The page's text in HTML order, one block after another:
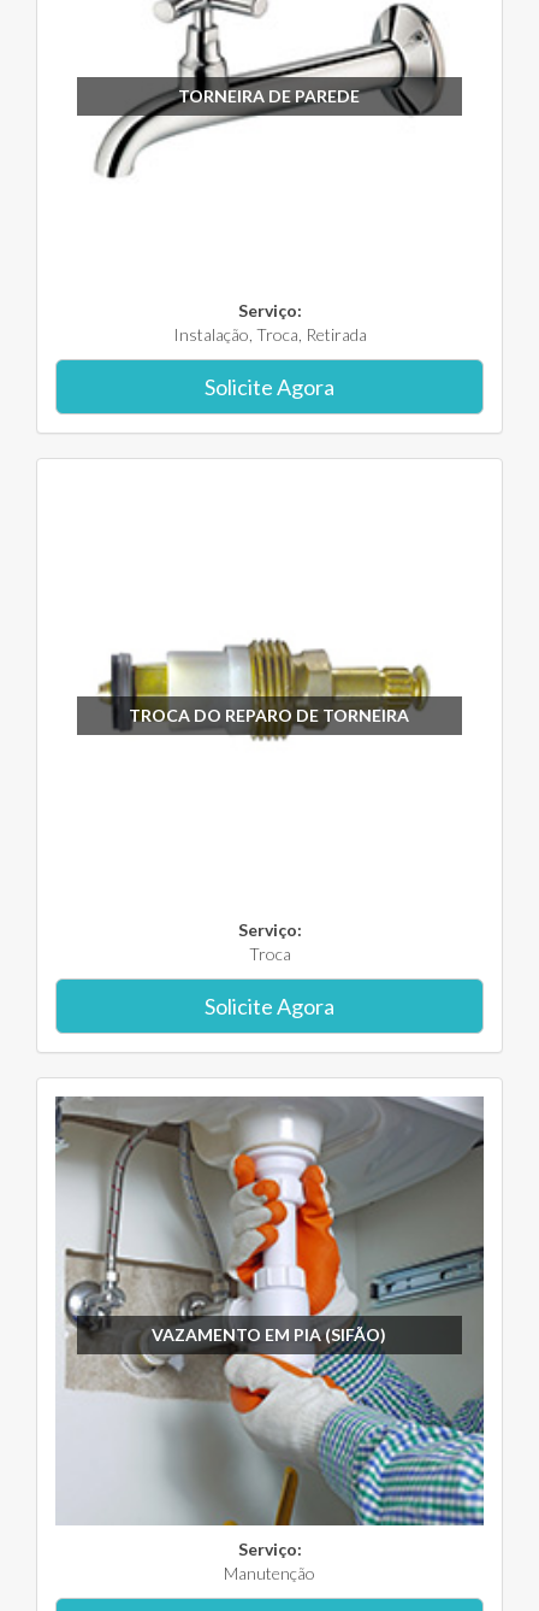
TORNEIRA DE PAREDE
Serviço:
Instalação, Troca, Retirada
Solicite Agora
TROCA DO REPARO DE TORNEIRA
Serviço:
Troca
Solicite Agora
VAZAMENTO EM PIA (SIFÃO)
Serviço:
Manutenção